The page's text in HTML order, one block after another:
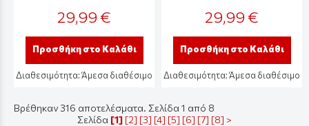
29,99 €
Προσθήκη στο Καλάθι
Διαθεσιμότητα:Άμεσα διαθέσιμο
FP14496P
29,99 €
Προσθήκη στο Καλάθι
Διαθεσιμότητα:Άμεσα διαθέσιμο
Βρέθηκαν 316 αποτελέσματα. Σελίδα 1 από 8
Σελίδα [1] [2] [3] [4] [5] [6] [7] [8] >